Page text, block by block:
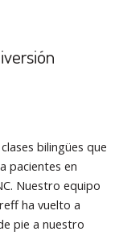
bilingües que
pacientes en
Nuestro equipo
ha vuelto a
pie a nuestro